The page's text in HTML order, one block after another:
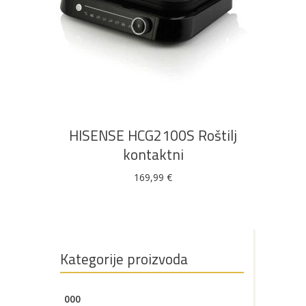
HISENSE HCG2100S Roštilj
kontaktni
169,99 €
Kategorije proizvoda
000